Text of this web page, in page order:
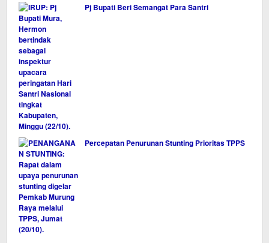
Pj Bupati Beri Semangat Para Santri
Percepatan Penurunan Stunting Prioritas TPPS